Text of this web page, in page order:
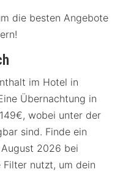
die besten Angebote
im Hotel in
Übernachtung in
wobei unter der
sind. Finde ein
2026 bei
Filter nutzt, um dein